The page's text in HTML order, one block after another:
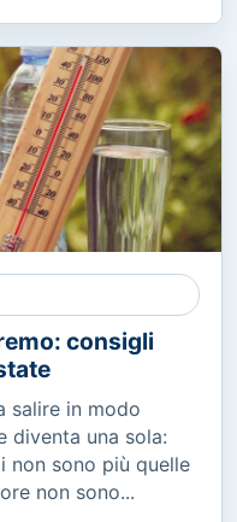
consigli
salire in modo
diventa una sola:
non sono più quelle
non sono...